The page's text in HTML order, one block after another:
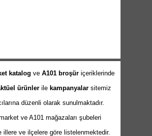
katalog ve A101 broşüriçeriklerinde
ürünler ile kampanyalar sitemiz
düzenli olarak sunulmaktadır.
ve A101 mağazaları şubeleri
illere ve ilçelere göre listelenmektedir.